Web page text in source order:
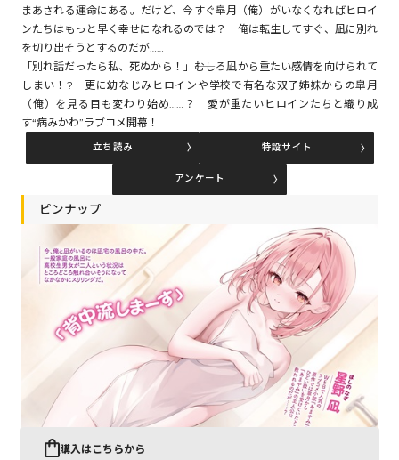
コミックパルフェ
コミックエッセイ
閉じる
まあされる運命にある。だけど、今すぐ皐月（俺）がいなくなればヒロイ
ンたちはもっと早く幸せになれるのでは？ 俺は転生してすぐ、凪に別れ
を切り出そうとするのだが……
「別れ話だったら私、死ぬから！」――むしろ凪から重たい感情を向けられて
しまい！? 更に幼なじみヒロインや学校で有名な双子姉妹からの皐月
（俺）を見る目も変わり始め……？ 愛が重たいヒロインたちと織り成
す“病みかわ”ラブコメ開幕！
立ち読み 特設サイト
アンケート
ピンナップ
購入はこちらから